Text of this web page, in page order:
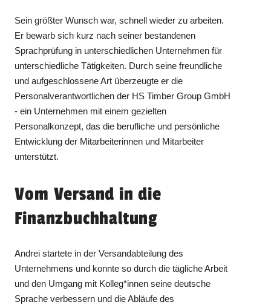
Sein größter Wunsch war, schnell wieder zu arbeiten.
Er bewarb sich kurz nach seiner bestandenen
Sprachprüfung in unterschiedlichen Unternehmen für
unterschiedliche Tätigkeiten. Durch seine freundliche
und aufgeschlossene Art überzeugte er die
Personalverantwortlichen der HS Timber Group GmbH
- ein Unternehmen mit einem gezielten
Personalkonzept, das die berufliche und persönliche
Entwicklung der Mitarbeiterinnen und Mitarbeiter
unterstützt.
Vom Versand in die
Finanzbuchhaltung
Andrei startete in der Versandabteilung des
Unternehmens und konnte so durch die tägliche Arbeit
und den Umgang mit Kolleg*innen seine deutsche
Sprache verbessern und die Abläufe des